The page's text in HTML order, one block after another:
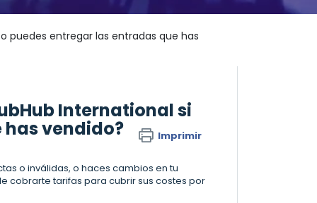
puedes entregar las entradas que has
International si
vendido? Imprimir
o inválidas, o haces cambios en tu
cobrarte tarifas para cubrir sus costes por